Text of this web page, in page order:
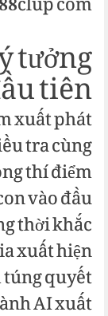
tưởng
tiên
xuất phát
tra cùng
thí điểm
vào đầu
thời khắc
xuất hiện
quyết